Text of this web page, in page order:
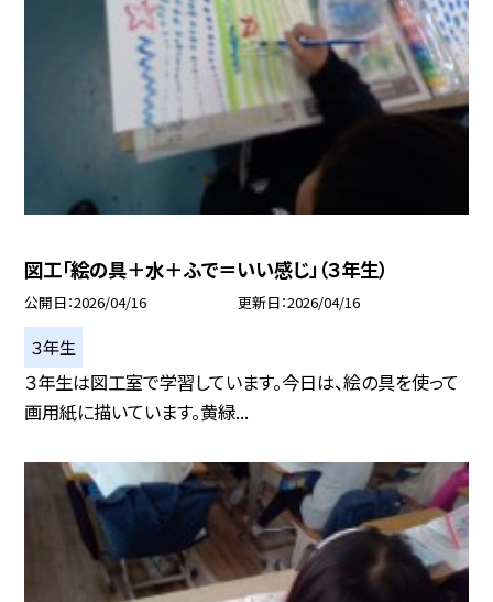
図工「絵の具＋水＋ふで＝いい感じ」（３年生）
公開日 2026/04/16 更新日 2026/04/16
３年生
３年生は図工室で学習しています。今日は、絵の具を使って
画用紙に描いています。黄緑...